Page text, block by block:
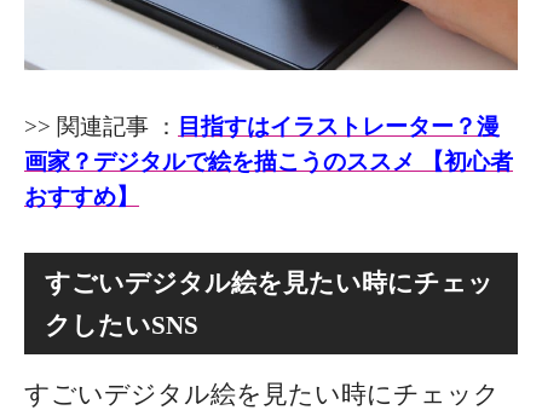
>> 関連記事 ： 目指すはイラストレーター？漫
画家？デジタルで絵を描こうのススメ 【初心者
おすすめ】
すごいデジタル絵を見たい時にチェッ
クしたいSNS
すごいデジタル絵を見たい時にチェック